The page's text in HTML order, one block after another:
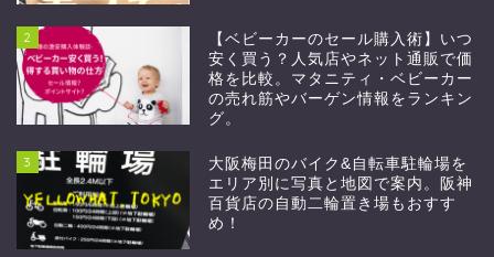
2
【ベビーカーのセール購入術】いつ
安く買う？人気店やネット通販で価
格を比較。マタニティ・ベビーカー
の売れ筋やバーゲン情報をランキン
グ。
3
大阪梅田のバイク&自転車駐輪場を
エリア別に写真と地図で案内。阪神
百貨店の自動二輪置き場もおすす
め！